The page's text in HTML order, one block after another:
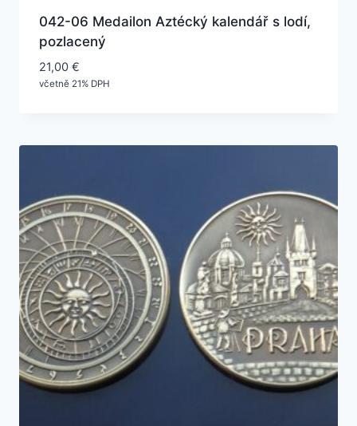
042-06 Medailon Aztécký kalendář s lodí,
pozlacený
21,00 €
včetně 21% DPH